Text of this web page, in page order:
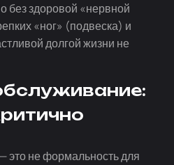
без здоровой «нервной
«ног» (подвеска) и
долгой жизни не
это не формальность для